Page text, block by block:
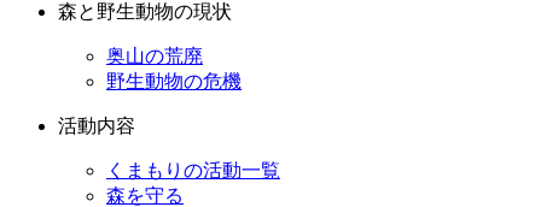
森と野生動物の現状
奥山の荒廃
野生動物の危機
活動内容
くまもりの活動一覧
森を守る